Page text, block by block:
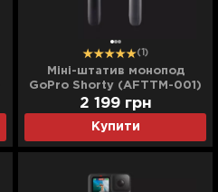
(1)
Міні-штатив монопод
GoPro Shorty (AFTTM-001)
Купити
2 199 грн